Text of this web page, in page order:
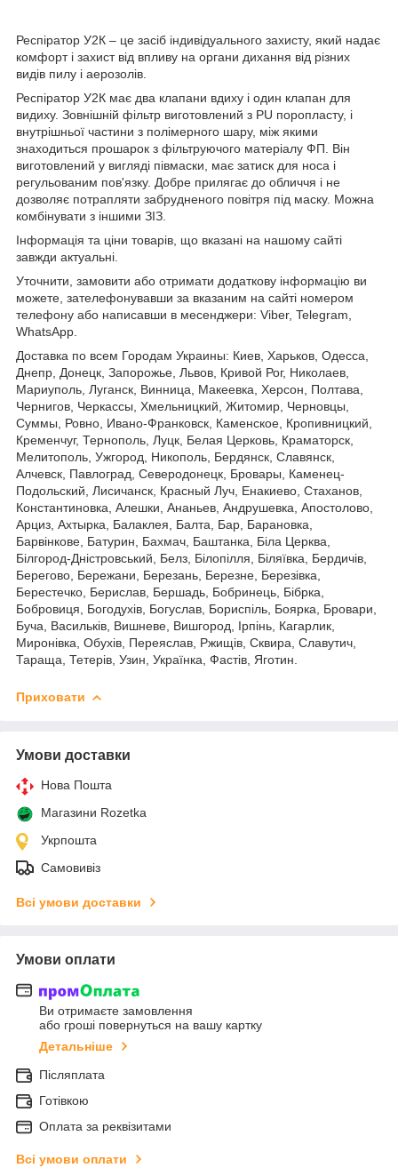
Респіратор У2К – це засіб індивідуального захисту, який надає
комфорт і захист від впливу на органи дихання від різних
видів пилу і аерозолів.
Респіратор У2К має два клапани вдиху і один клапан для
видиху. Зовнішній фільтр виготовлений з PU поропласту, і
внутрішньої частини з полімерного шару, між якими
знаходиться прошарок з фільтруючого матеріалу ФП. Він
виготовлений у вигляді півмаски, має затиск для носа і
регульованим пов'язку. Добре прилягає до обличчя і не
дозволяє потрапляти забрудненого повітря під маску. Можна
комбінувати з іншими ЗІЗ.
Інформація та ціни товарів, що вказані на нашому сайті
завжди актуальні.
Уточнити, замовити або отримати додаткову інформацію ви
можете, зателефонувавши за вказаним на сайті номером
телефону або написавши в месенджери: Viber, Telegram,
WhatsApp.
Доставка по всем Городам Украины: Киев, Харьков, Одесса,
Днепр, Донецк, Запорожье, Львов, Кривой Рог, Николаев,
Мариуполь, Луганск, Винница, Макеевка, Херсон, Полтава,
Чернигов, Черкассы, Хмельницкий, Житомир, Черновцы,
Суммы, Ровно, Ивано-Франковск, Каменское, Кропивницкий,
Кременчуг, Тернополь, Луцк, Белая Церковь, Краматорск,
Мелитополь, Ужгород, Никополь, Бердянск, Славянск,
Алчевск, Павлоград, Северодонецк, Бровары, Каменец-
Подольский, Лисичанск, Красный Луч, Енакиево, Стаханов,
Константиновка, Алешки, Ананьев, Андрушевка, Апостолово,
Арциз, Ахтырка, Балаклея, Балта, Бар, Барановка,
Барвінкове, Батурин, Бахмач, Баштанка, Біла Церква,
Білгород-Дністровський, Белз, Білопілля, Біляївка, Бердичів,
Берегово, Бережани, Березань, Березне, Березівка,
Берестечко, Берислав, Бершадь, Бобринець, Бібрка,
Бобровиця, Богодухів, Богуслав, Бориспіль, Боярка, Бровари,
Буча, Васильків, Вишневе, Вишгород, Ірпінь, Кагарлик,
Миронівка, Обухів, Переяслав, Ржищів, Сквира, Славутич,
Тараща, Тетерів, Узин, Українка, Фастів, Яготин.
Приховати
Умови доставки
Нова Пошта
Магазини Rozetka
Укрпошта
Самовивіз
Всі умови доставки
Умови оплати
Ви отримаєте замовлення
або гроші повернуться на вашу картку
Детальніше
Післяплата
Готівкою
Оплата за реквізитами
Всі умови оплати